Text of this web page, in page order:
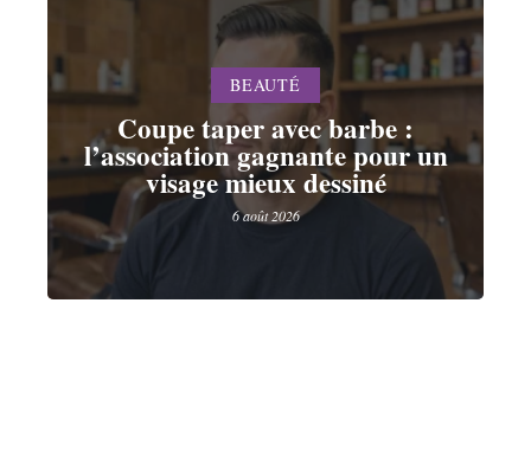
BEAUTÉ
Coupe taper avec barbe :
l’association gagnante pour un
visage mieux dessiné
6 août 2026